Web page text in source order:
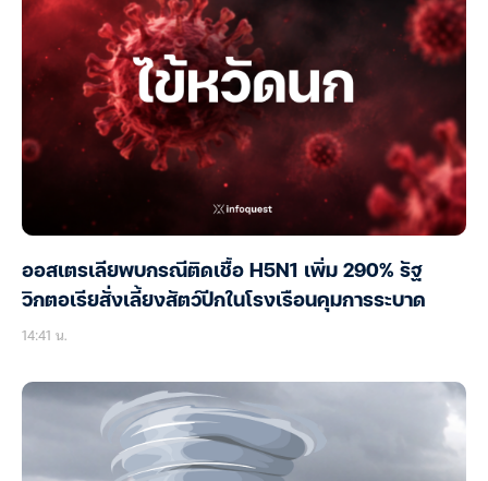
ออสเตรเลียพบกรณีติดเชื้อ H5N1 เพิ่ม 290% รัฐ
วิกตอเรียสั่งเลี้ยงสัตว์ปีกในโรงเรือนคุมการระบาด
14:41 น.